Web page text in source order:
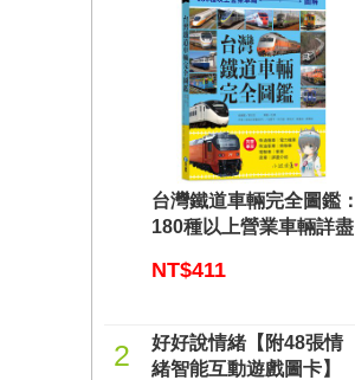
台灣鐵道車輛完全圖鑑：
180種以上營業車輛詳盡
NT$411
2
好好說情緒【附48張情
緒智能互動遊戲圖卡】